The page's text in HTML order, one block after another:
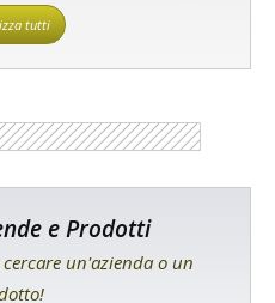
tutti
e Prodotti
un'azienda o un